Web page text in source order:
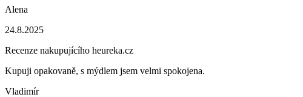
Alena
24.8.2025
Recenze nakupujícího heureka.cz
Kupuji opakovaně, s mýdlem jsem velmi spokojena.
Vladimír